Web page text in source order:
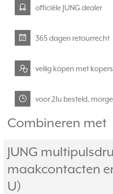
officiële JUNG dealer
365 dagen retourrecht
veilig kopen met
voor 21u besteld,
Combineren met
JUNG
maakcontacten
U)